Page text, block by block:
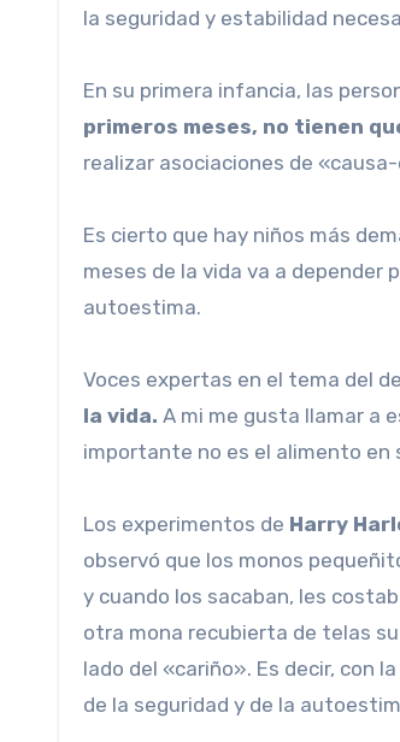
la seguridad y estabilidad
En su primera infancia, las
primeros meses, no tienen
realizar asociaciones de
Es cierto que hay niños más
meses de la vida va a
autoestima.
Voces expertas en el tema del
la vida. A mi me gusta llamar a
importante no es el alimento en
Los experimentos de Harry
observó que los monos
y cuando los sacaban, les
otra mona recubierta de telas
lado del «cariño». Es decir, con
de la seguridad y de la